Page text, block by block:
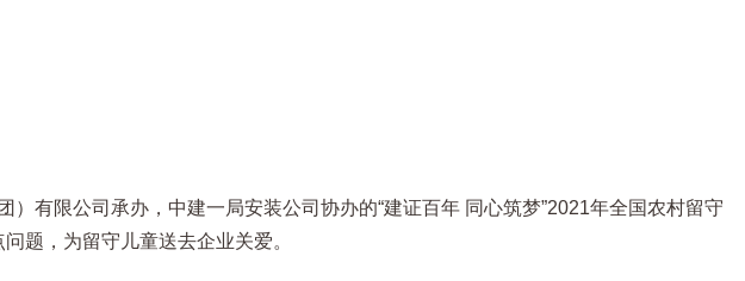
有限公司承办，中建一局安装公司协办的“建证百年 同心筑梦”2021年全国农村留守
题，为留守儿童送去企业关爱。